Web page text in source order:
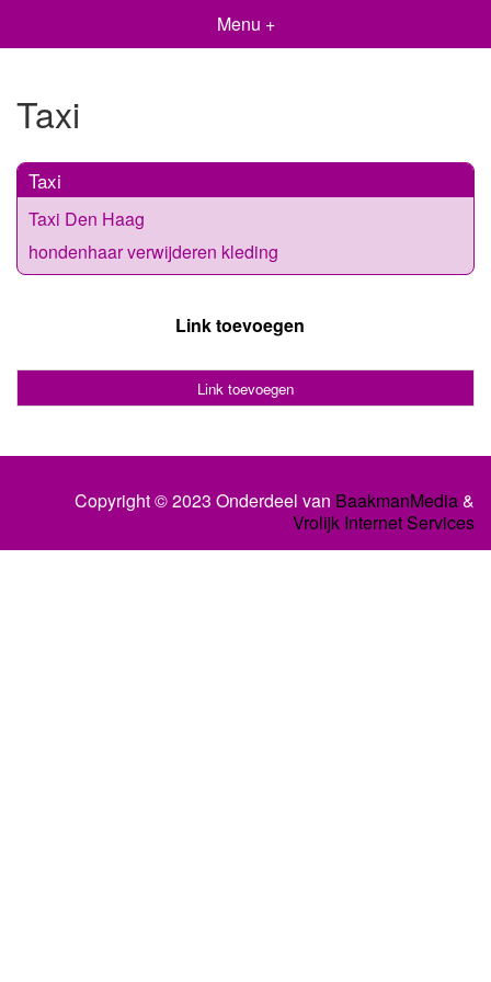
Menu +
Taxi
Taxi
Taxi Den Haag
hondenhaar verwijderen kleding
Link toevoegen
Link toevoegen
Copyright © 2023 Onderdeel van BaakmanMedia&
Vrolijk Internet Services